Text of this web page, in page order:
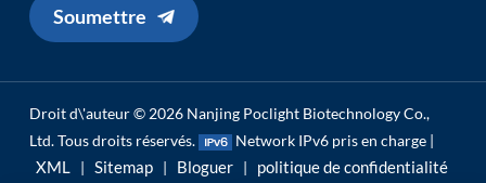
Soumettre
Droit d\'auteur © 2026 Nanjing Poclight Biotechnology Co.,
Ltd. Tous droits réservés.
Network IPv6 pris en charge |
XML | Sitemap | Bloguer | politique de confidentialité